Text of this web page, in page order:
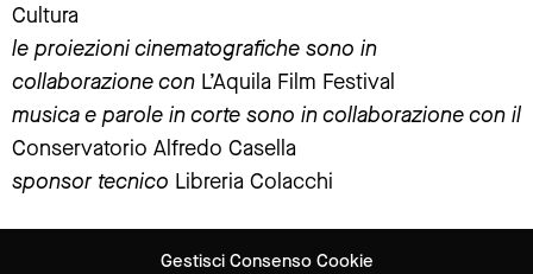
Gestisci Consenso Cookie
Cultura
le proiezioni cinematografiche sono in
collaborazione con L’Aquila Film Festival
musica e parole in corte sono in collaborazione con il
Conservatorio Alfredo Casella
sponsor tecnico Libreria Colacchi